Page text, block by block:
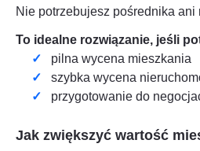
Nie potrzebujesz pośrednika ani
To idealne rozwiązanie, jeśli
pilna wycena mieszkania
szybka wycena
przygotowanie do
Jak zwiększyć wartość